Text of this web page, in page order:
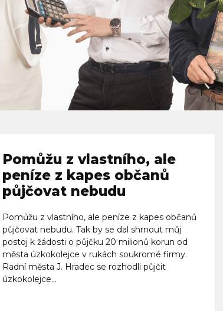
Pomůžu z vlastního, ale
peníze z kapes občanů
půjčovat nebudu
Pomůžu z vlastního, ale peníze z kapes občanů
půjčovat nebudu. Tak by se dal shrnout můj
postoj k žádosti o půjčku 20 milionů korun od
města úzkokolejce v rukách soukromé firmy.
Radní města J. Hradec se rozhodli půjčit
úzkokolejce...